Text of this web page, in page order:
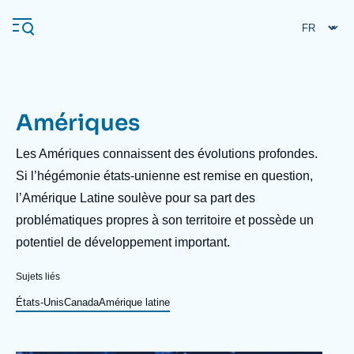
au
contenu
Navigation
principale
L'Ifri
Analyses
Événements
À propos de l'Ifri
L'Ifri en bref
Recherches fréquentes
Amériques
Description
Les Amériques connaissent des évolutions profondes.
Si l’hégémonie états-unienne est remise en question,
l’Amérique Latine soulève pour sa part des
problématiques propres à son territoire et possède un
potentiel de développement important.
Sujets liés
États-UnisCanadaAmérique latine